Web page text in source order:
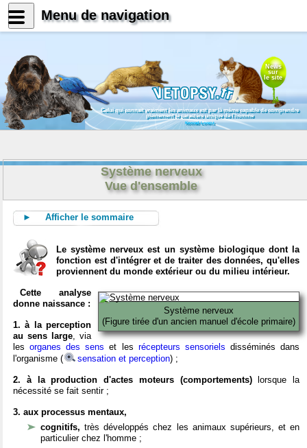
News
sur
le site
Celui qui connait vraiment les animaux est par là même capable de comprendre
pleinement le caractère unique de l'homme
Konrad Lorenz
Système nerveux
Vue d'ensemble
► Afficher le sommaire
Le système nerveux est un système biologique dont la
fonction est d'intégrer et de traiter des données, qu'elles
proviennent du monde extérieur ou du milieu intérieur.
Système nerveux
(Figure tirée d'un ancien manuel d'école primaire)
Cette analyse
donne naissance :
1. à la perception
au sens large, via
lesorganes des sens et les récepteurs sensoriels disséminés dans
l'organisme (
sensation et perception) ;
2. à la production d'actes moteurs (comportements)lorsque la
nécessité se fait sentir ;
3. aux processus mentaux,
cognitifs,très développés chez les animaux supérieurs, et en
particulier chez l'homme ;
Menu de navigation